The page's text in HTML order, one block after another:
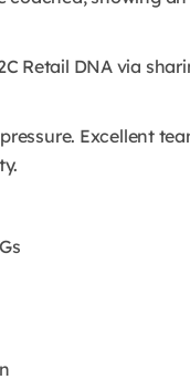
Retail DNA via
Excellent